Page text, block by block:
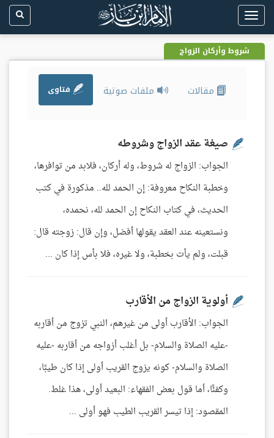
Toggle
navigation
شروط وأركان الزواج
مقالات ملفات صوتية فتاوى
صيغة عقد الزواج وشروطه
الجواب: الزواج له شروط، وله أركان، فلابد من توافرها،
وخطبة النكاح معروفة: إن الحمد لله.. مذكورة في كتب
الحديث، في كتاب النكاح إن الحمد لله، نحمده،
ونستعينه عند العقد يقولها أفضل، وإن قال: زوجته قال:
قبلت، ولم يأت بخطبة، ولا غيره، فلا بأس إذا كان ...
أولوية الزواج من الأقارب
الجواب: الأقارب أولى من غيرهم، النبي تزوج من أقاربه
-عليه الصلاة والسلام- بل أغلب أزواجه من أقاربه -عليه
الصلاة والسلام- كونه يزوج القريب أولى إذا كان طيبًا،
وكفئًا، أما قول بعض الفقهاء: البعيد أولى، هذا غلط.
المقصود: إذا تيسر القريب الطيب فهو أولى ...